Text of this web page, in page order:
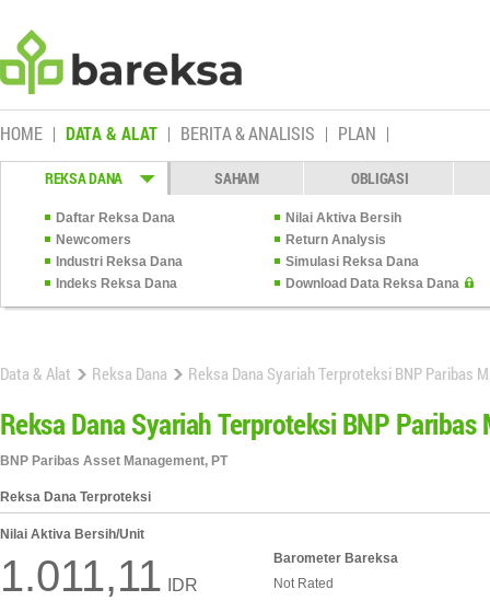
HOME DATA & ALAT BERITA & ANALISIS PLAN
REKSA DANA SAHAM OBLIGASI
Daftar Reksa Dana
Nilai Aktiva Bersih
Newcomers
Return Analysis
Industri Reksa Dana
Simulasi Reksa Dana
Indeks Reksa Dana
Download Data Reksa Dana
Data & Alat Reksa Dana Reksa Dana Syariah Terproteksi BNP Paribas
Reksa Dana Syariah Terproteksi BNP Paribas
BNP Paribas Asset Management, PT
Reksa Dana Terproteksi
Nilai Aktiva Bersih/Unit
1.011,11 IDR
Barometer Bareksa
Not Rated